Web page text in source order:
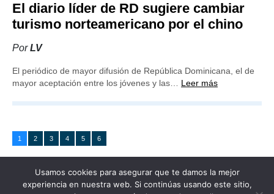
El diario líder de RD sugiere cambiar
turismo norteamericano por el chino
PorLV
El periódico de mayor difusión de República Dominicana, el de
mayor aceptación entre los jóvenes y las… Leer más
1 2 3 4 5 6
Usamos cookies para asegurar que te damos la mejor
experiencia en nuestra web. Si continúas usando este sitio,